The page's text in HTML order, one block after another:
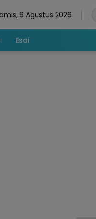
6 Agustus 2026
Esai